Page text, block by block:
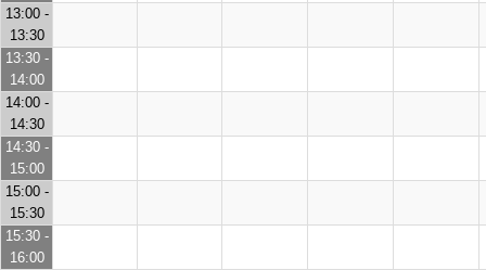
13:00 -
13:30
13:30 -
14:00
14:00 -
14:30
14:30 -
15:00
15:00 -
15:30
15:30 -
16:00